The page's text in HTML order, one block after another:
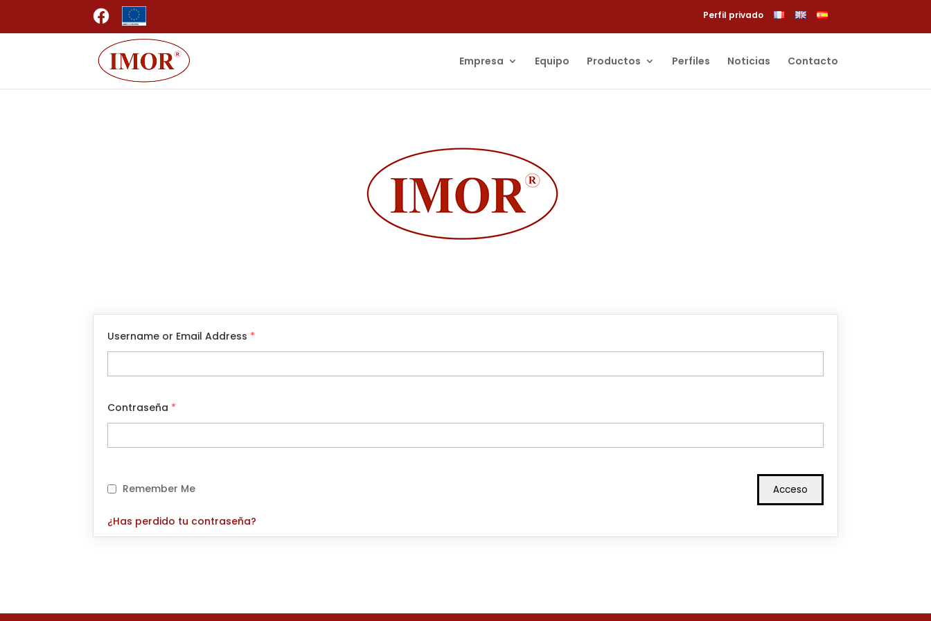
Perfil privado
Empresa Equipo Productos Perfiles Noticias Contacto
Username or Email Address *
Contraseña *
Remember Me
¿Has perdido tu contraseña?